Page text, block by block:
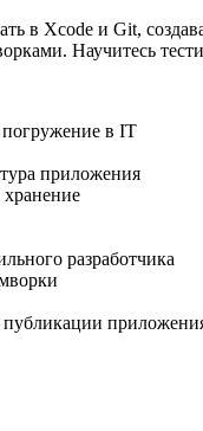
в Xcode и Git,
Научитесь
в IT
приложения
разработчика
публикации